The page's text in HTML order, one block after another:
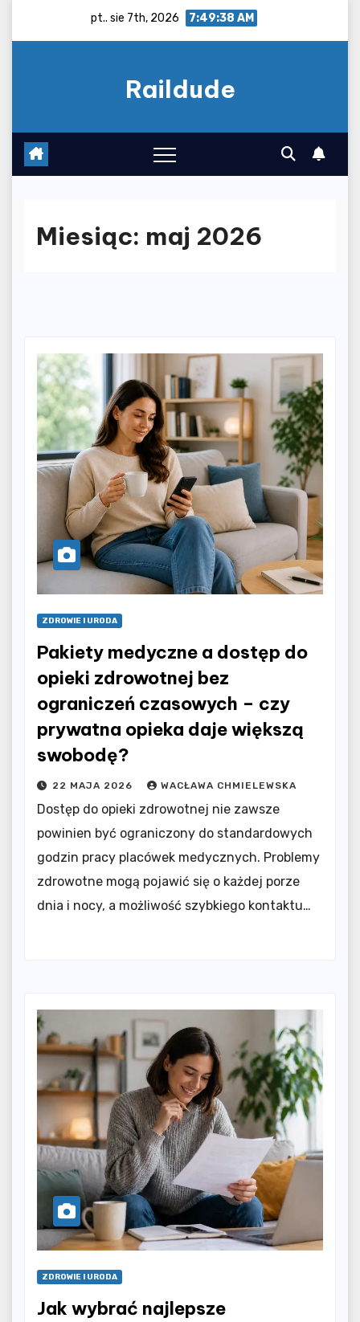
pt.. sie 7th, 2026 7:49:39 AM
Raildude
Miesiąc: maj 2026
ZDROWIE I URODA
Pakiety medyczne a dostęp do
opieki zdrowotnej bez
ograniczeń czasowych – czy
prywatna opieka daje większą
swobodę?
22 MAJA 2026 WACŁAWA CHMIELEWSKA
Dostęp do opieki zdrowotnej nie zawsze
powinien być ograniczony do standardowych
godzin pracy placówek medycznych. Problemy
zdrowotne mogą pojawić się o każdej porze
dnia i nocy, a możliwość szybkiego kontaktu…
ZDROWIE I URODA
Jak wybrać najlepsze